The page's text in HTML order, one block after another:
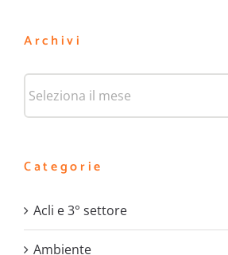
Archivi
Categorie
Acli e 3° settore
Ambiente